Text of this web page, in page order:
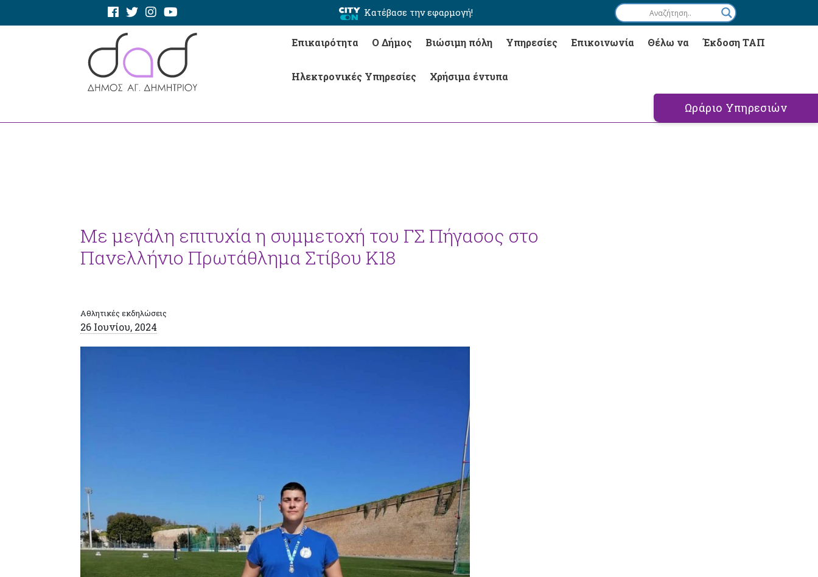
Κατέβασε την εφαρμογή!
Επικαιρότητα Ο Δήμος Βιώσιμη πόλη Υπηρεσίες Επικοινωνία Θέλω να Έκδοση ΤΑΠ
Ηλεκτρονικές Υπηρεσίες Χρήσιμα έντυπα
Ωράριο Υπηρεσιών
Με μεγάλη επιτυχία η συμμετοχή του ΓΣ Πήγασος στο
Πανελλήνιο Πρωτάθλημα Στίβου Κ18
Αθλητικές εκδηλώσεις
26 Ιουνίου, 2024